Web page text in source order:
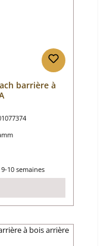
barrière à
:
10 semaines